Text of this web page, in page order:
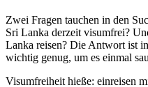
Zwei Fragen tauchen in den
Sri Lanka derzeit visumfrei?
Lanka reisen? Die Antwort ist
wichtig genug, um es einmal
Visumfreiheit hieße: einreisen